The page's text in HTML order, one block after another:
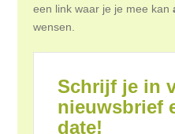
een link waar je je mee kan
wensen.
Schrijf je in
nieuwsbrief
date!